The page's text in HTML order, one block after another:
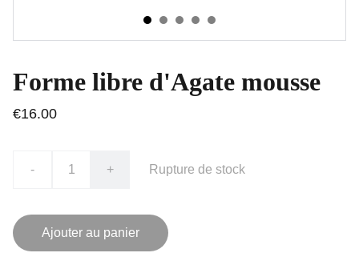
Forme libre d'Agate mousse
€16.00
- + Rupture de stock
Ajouter au panier